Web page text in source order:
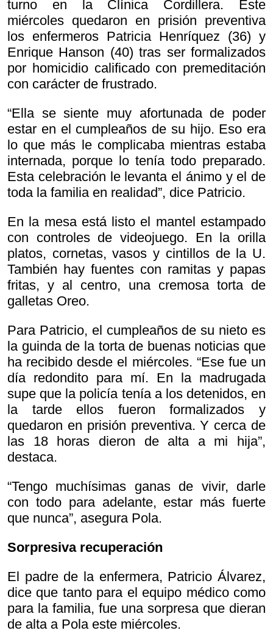
turno en la Clínica Cordillera. Este
miércoles quedaron en prisión preventiva
los enfermeros Patricia Henríquez (36) y
Enrique Hanson (40) tras ser formalizados
por homicidio calificado con premeditación
con carácter de frustrado.
“Ella se siente muy afortunada de poder
estar en el cumpleaños de su hijo. Eso era
lo que más le complicaba mientras estaba
internada, porque lo tenía todo preparado.
Esta celebración le levanta el ánimo y el de
toda la familia en realidad”, dice Patricio.
En la mesa está listo el mantel estampado
con controles de videojuego. En la orilla
platos, cornetas, vasos y cintillos de la U.
También hay fuentes con ramitas y papas
fritas, y al centro, una cremosa torta de
galletas Oreo.
Para Patricio, el cumpleaños de su nieto es
la guinda de la torta de buenas noticias que
ha recibido desde el miércoles. “Ese fue un
día redondito para mí. En la madrugada
supe que la policía tenía a los detenidos, en
la tarde ellos fueron formalizados y
quedaron en prisión preventiva. Y cerca de
las 18 horas dieron de alta a mi hija”,
destaca.
“Tengo muchísimas ganas de vivir, darle
con todo para adelante, estar más fuerte
que nunca”, asegura Pola.
Sorpresiva recuperación
El padre de la enfermera, Patricio Álvarez,
dice que tanto para el equipo médico como
para la familia, fue una sorpresa que dieran
de alta a Pola este miércoles.